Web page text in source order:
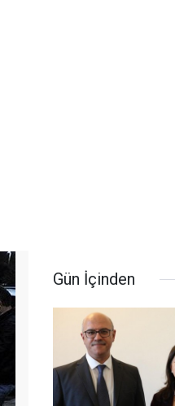
Gün İçinden